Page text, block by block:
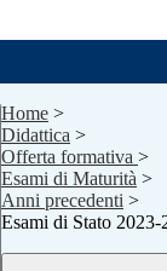
Home >
Didattica >
Offerta formativa >
Esami di Maturità >
Anni precedenti >
Esami di Stato 2023-